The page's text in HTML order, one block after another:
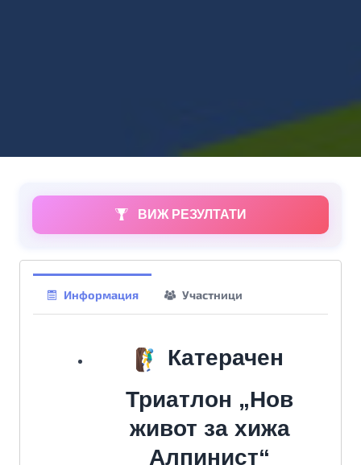
ВИЖ РЕЗУЛТАТИ
Информация Участници
Катерачен
Триатлон „Нов
живот за хижа
Алпинист“